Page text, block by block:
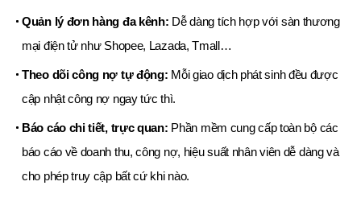
Quản lý đơn hàng đa kênh: Dễ dàng tích hợp với sàn thương
mại điện tử như Shopee, Lazada, Tmall…
Theo dõi công nợ tự động: Mỗi giao dịch phát sinh đều được
cập nhật công nợ ngay tức thì.
Báo cáo chi tiết, trực quan: Phần mềm cung cấp toàn bộ các
báo cáo về doanh thu, công nợ, hiệu suất nhân viên dễ dàng và
cho phép truy cập bất cứ khi nào.